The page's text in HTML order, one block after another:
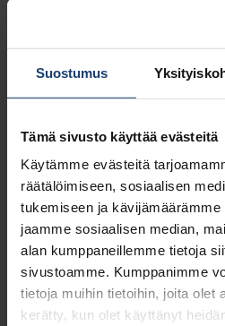
Suostumus
Tämä sivusto käyttää evästeitä
Käytämme evästeitä
räätälöimiseen, sosiaalisen
tukemiseen ja
jaamme sosiaalisen median,
alan kumppaneillemme tietoja
sivustoamme. Kumppanimme
tietoja muihin tietoihin, joita olet
kerätty, kun olet käyttänyt
Liity jäseneksi
Jäsenedut ja -maksut
Jäsenrekisteriseloste
Suosittele jäsenyyttä
Yritysjäseneksi